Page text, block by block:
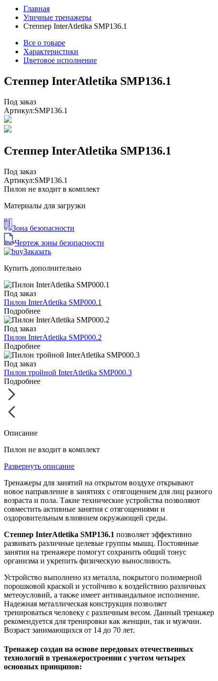
Главная
Уличные тренажеры
Степпер InterAtletika SMP136.1
Все о товаре
Характеристики
Цветовое исполнение
Степпер InterAtletika SMP136.1
Под заказ
Артикул:SMP136.1
Степпер InterAtletika SMP136.1
Под заказ
Артикул:SMP136.1
Пилон не входит в комплект
Материалы для загрузки
Зона безопасности
Чертеж зоны безопасности
Заказать
Купить дополнительно
Под заказ
Пилон InterAtletika SMP000.1
Подробнее
Под заказ
Пилон InterAtletika SMP000.2
Подробнее
Под заказ
Пилон тройной InterAtletika SMP000.3
Подробнее
Описание
Пилон не входит в комплект
Развернуть описание
Тренажеры для занятий на открытом воздухе открывают
новое направление в занятиях с отягощением для лиц разного
возраста и пола. Такие технические устройства позволяют
совместить активные занятия с отягощениями и
оздоровительным влиянием окружающей среды.
Степпер InterAtletika SMP136.1 позволяет эффективно
развивать различные целевые группы мышц. Постоянные
занятия на тренажере помогут сохранить общий тонус
организма и укрепить физическую выносливость.
Устройство выполнено из металла, покрытого полимерной
порошковой краской и устойчиво к воздействию различных
метеоусловий, а также имеет антивандальное исполнение.
Надежная металлическая конструкция позволяет
тренироваться человеку с различным весом. Данный тренажер
рекомендуется для тренировки как женщин, так и мужчин.
Возраст занимающихся от 14 до 70 лет.
Тренажер создан на основе передовых отечественных
технологий в тренажеростроении с учетом четырех
основных принципов: